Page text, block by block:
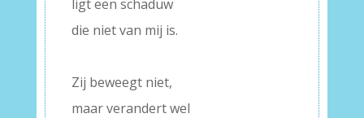
ligt een schaduw
die niet van mij is.
Zij beweegt niet,
maar verandert wel